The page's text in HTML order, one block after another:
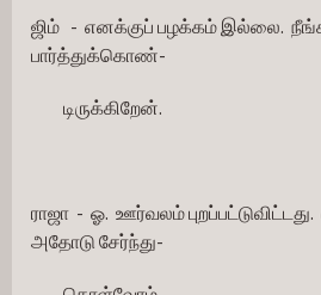
ஜிம்   -  எனக்குப் பழக்கம் இல்லை.
பார்த்துக்கொண்-
டிருக்கிறேன்.
ராஜா  -  ஓ.  ஊர்வலம்
அதோடு சேர்ந்து-